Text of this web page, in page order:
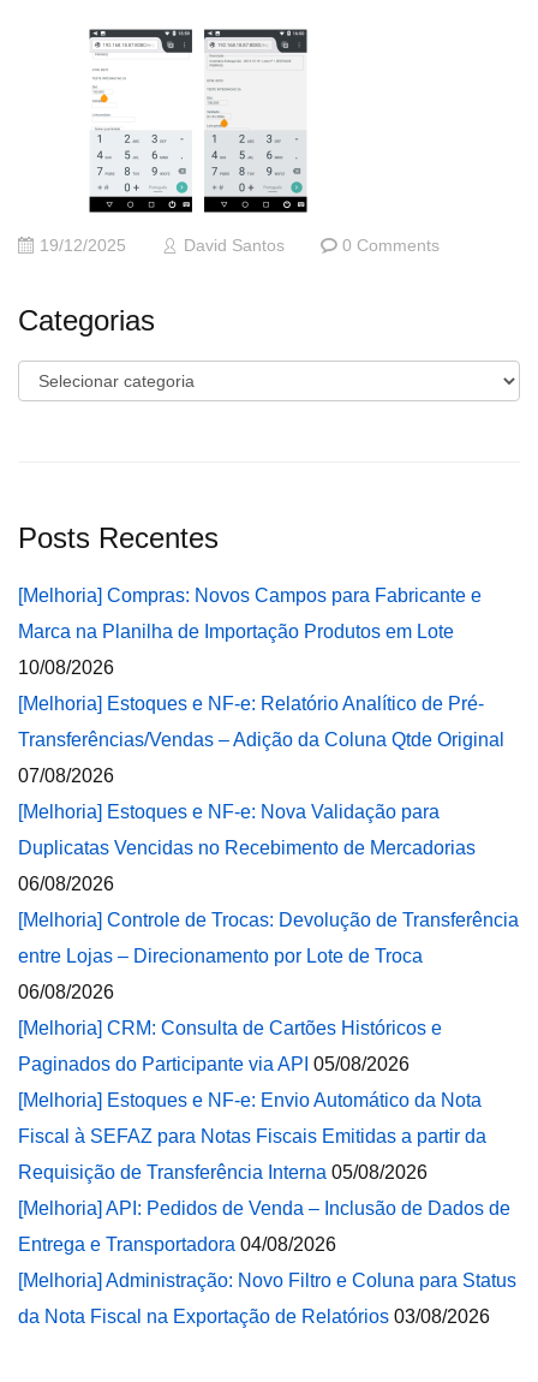
19/12/2025 David Santos 0 Comments
Categorias
Categorias
Posts Recentes
[Melhoria] Compras: Novos Campos para Fabricante e
Marca na Planilha de Importação Produtos em Lote
10/08/2026
[Melhoria] Estoques e NF-e: Relatório Analítico de Pré-
Transferências/Vendas – Adição da Coluna Qtde Original
07/08/2026
[Melhoria] Estoques e NF-e: Nova Validação para
Duplicatas Vencidas no Recebimento de Mercadorias
06/08/2026
[Melhoria] Controle de Trocas: Devolução de Transferência
entre Lojas – Direcionamento por Lote de Troca
06/08/2026
[Melhoria] CRM: Consulta de Cartões Históricos e
Paginados do Participante via API 05/08/2026
[Melhoria] Estoques e NF-e: Envio Automático da Nota
Fiscal à SEFAZ para Notas Fiscais Emitidas a partir da
Requisição de Transferência Interna 05/08/2026
[Melhoria] API: Pedidos de Venda – Inclusão de Dados de
Entrega e Transportadora 04/08/2026
[Melhoria] Administração: Novo Filtro e Coluna para Status
da Nota Fiscal na Exportação de Relatórios 03/08/2026